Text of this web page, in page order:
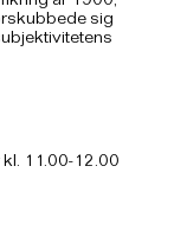
sig
11.00-12.00